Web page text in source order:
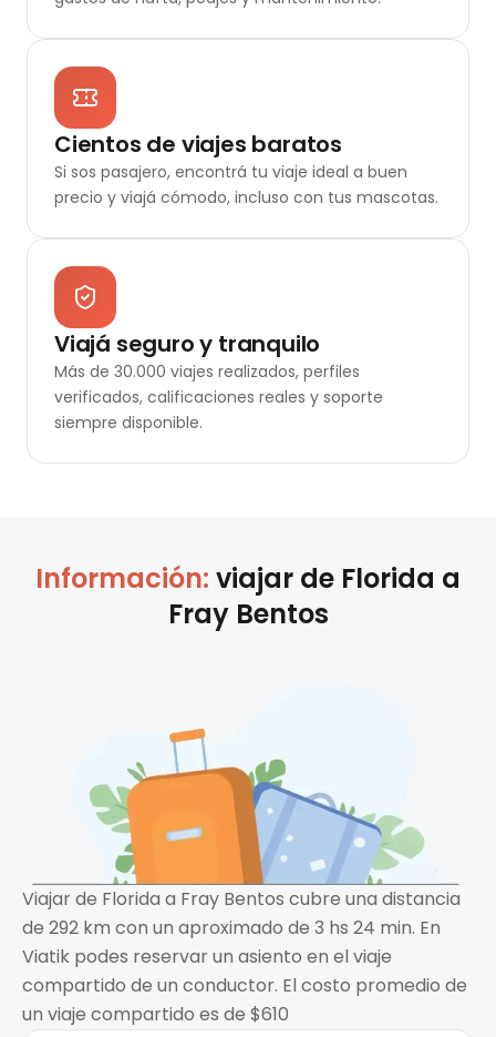
Cientos de viajes baratos
Si sos pasajero, encontrá tu viaje ideal a buen
precio y viajá cómodo, incluso con tus mascotas.
Viajá seguro y tranquilo
Más de 30.000 viajes realizados, perfiles
verificados, calificaciones reales y soporte
siempre disponible.
Información: viajar de Florida a
Fray Bentos
Viajar de Florida a Fray Bentos cubre una distancia
de 292 km con un aproximado de 3 hs 24 min. En
Viatik podes reservar un asiento en el viaje
compartido de un conductor. El costo promedio de
un viaje compartido es de $610